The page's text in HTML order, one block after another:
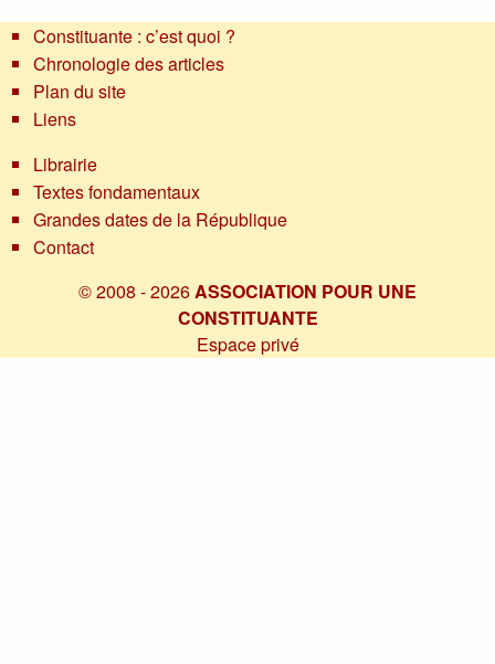
Constituante : c’est quoi ?
Chronologie des articles
Plan du site
Liens
Librairie
Textes fondamentaux
Grandes dates de la République
Contact
© 2008 - 2026ASSOCIATION POUR UNE
CONSTITUANTE
Espace privé